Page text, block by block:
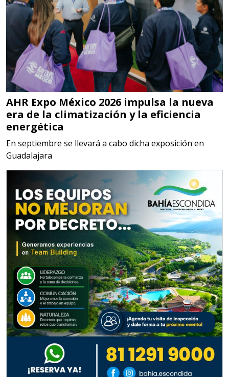
contar con sistemas de calidad y
gestión ambiental.
Aplicar al Requerimiento
Empresa en Jalisco
Requiere:
MATERIALES PARA SELLOS DE
BATERÍAS DE LITIO
Especificaciones:
Para vehículos eléctricos.
Requisitos: Garantizar composición
química y origen adecuados
(especialmente para grafito) y
contar con sistemas de calidad y
gestión ambiental.
Aplicar al Requerimiento
Empresa en Jalisco
Requiere:
ALAMBRE DE INCONEL
Especificaciones:
Requisitos: Garantizar composición
AHR Expo México 2026 impulsa la nueva
era de la climatización y la eficiencia
energética
En septiembre se llevará a cabo dicha exposición en
Guadalajara